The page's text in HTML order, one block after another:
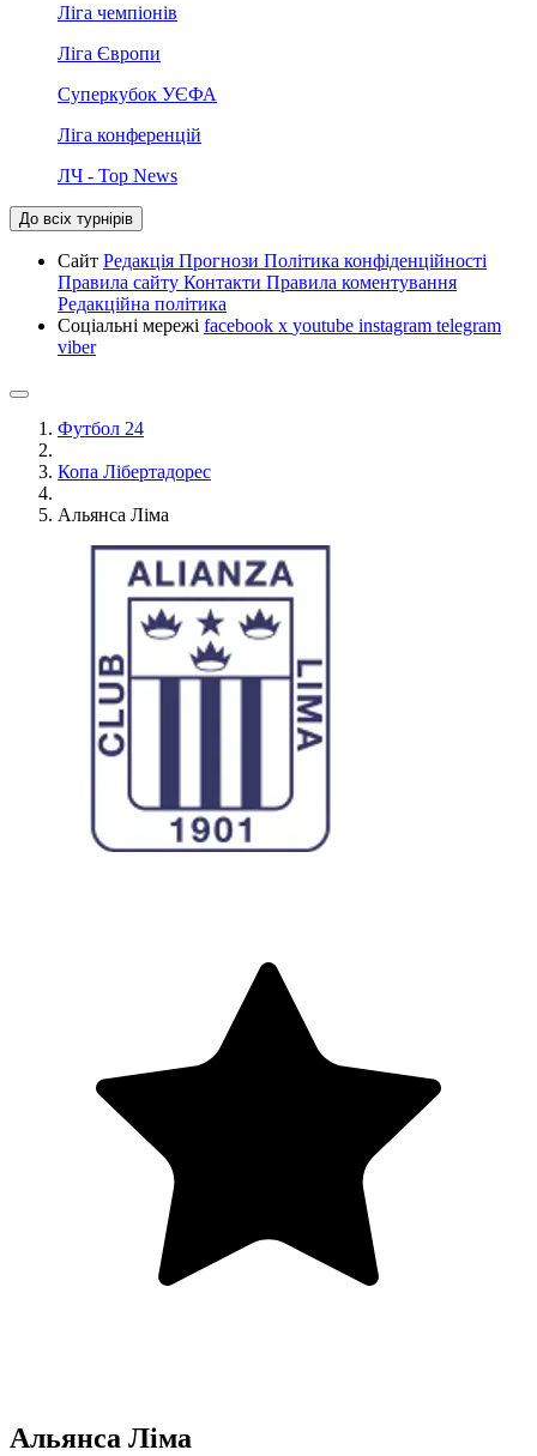
Ліга чемпіонів
Ліга Європи
Суперкубок УЄФА
Ліга конференцій
ЛЧ - Top News
До всіх турнірів
Сайт Редакція Прогнози Політика конфіденційності
Правила сайту Контакти Правила коментування
Редакційна політика
Соціальні мережі facebook x youtube instagram telegram
viber
Футбол 24
Копа Лібертадорес
Альянса Ліма
Альянса Ліма